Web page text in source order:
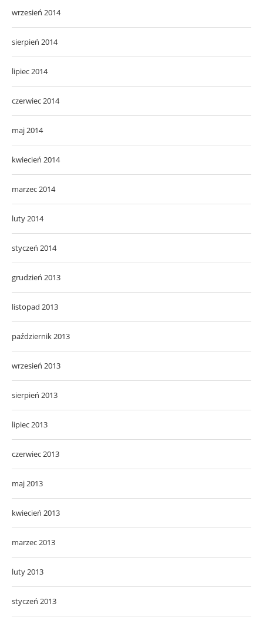
wrzesień 2014
sierpień 2014
lipiec 2014
czerwiec 2014
maj 2014
kwiecień 2014
marzec 2014
luty 2014
styczeń 2014
grudzień 2013
listopad 2013
październik 2013
wrzesień 2013
sierpień 2013
lipiec 2013
czerwiec 2013
maj 2013
kwiecień 2013
marzec 2013
luty 2013
styczeń 2013